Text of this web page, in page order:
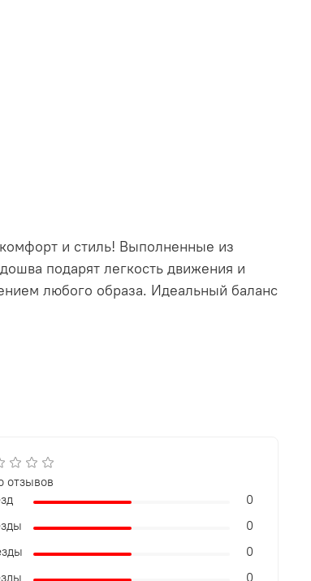
и стиль! Выполненные из
подарят легкость движения и
любого образа. Идеальный баланс
отзывов
0
0
0
0